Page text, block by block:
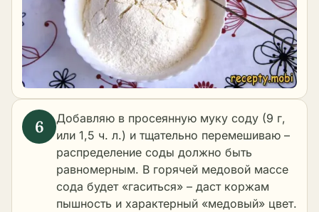
Добавляю в просеянную муку соду (9 г,
или 1,5 ч. л.) и тщательно перемешиваю –
распределение соды должно быть
равномерным. В горячей медовой массе
сода будет «гаситься» – даст коржам
пышность и характерный «медовый» цвет.